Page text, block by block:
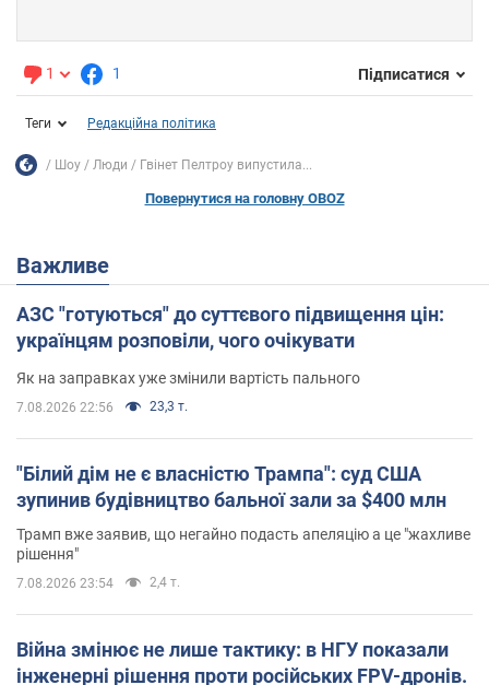
1 1 Підписатися
Теги Редакційна політика
Шоу Люди Гвінет Пелтроу випустила...
Повернутися на головну OBOZ
Важливе
АЗС "готуються" до суттєвого підвищення цін:
українцям розповіли, чого очікувати
Як на заправках уже змінили вартість пального
7.08.2026 22:56 23,3 т.
"Білий дім не є власністю Трампа": суд США
зупинив будівництво бальної зали за $400 млн
Трамп вже заявив, що негайно подасть апеляцію а це "жахливе
рішення"
7.08.2026 23:54 2,4 т.
Війна змінює не лише тактику: в НГУ показали
інженерні рішення проти російських FPV-дронів.